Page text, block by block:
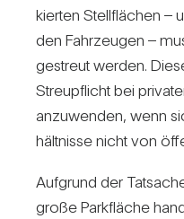
kierten Stell­flä­chen –
den Fahr­zeugen –
gestreut werden.
Streu­pflicht bei
anzu­wenden, wenn
hält­nisse nicht von
Auf­grund der
große Park­fläche